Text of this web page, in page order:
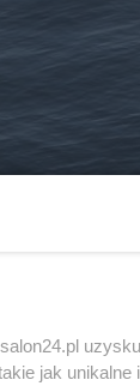
jak unikalne